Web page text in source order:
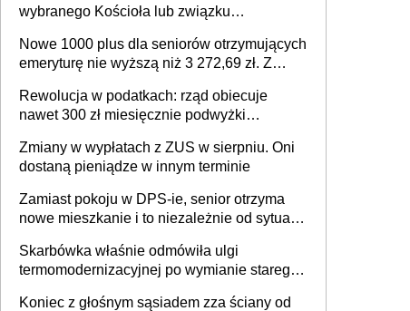
wybranego Kościoła lub związku
nad zmianami w systemie finansowania
Nowe 1000 plus dla seniorów otrzymujących
emeryturę nie wyższą niż 3 272,69 zł. Z
spóźnialscy świadczenia nie otrzymają
Rewolucja w podatkach: rząd obiecuje
nawet 300 zł miesięcznie podwyżki
Zmiany w wypłatach z ZUS w sierpniu. Oni
dostaną pieniądze w innym terminie
Zamiast pokoju w DPS-ie, senior otrzyma
nowe mieszkanie i to niezależnie od sytuacji
wsparcia dla osób po 60 roku życia
Skarbówka właśnie odmówiła ulgi
termomodernizacyjnej po wymianie starego
Koniec z głośnym sąsiadem zza ściany od